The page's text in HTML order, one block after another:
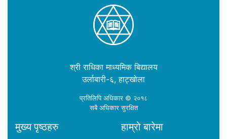
श्री राधिका माध्यमिक बिद्यालय
उर्लाबारी-६, हाट्खोला
प्रतिलिपि अधिकार © २०१८
सबै अधिकार सुरक्षित
मुख्य पृष्ठहरु हाम्रो बारेमा